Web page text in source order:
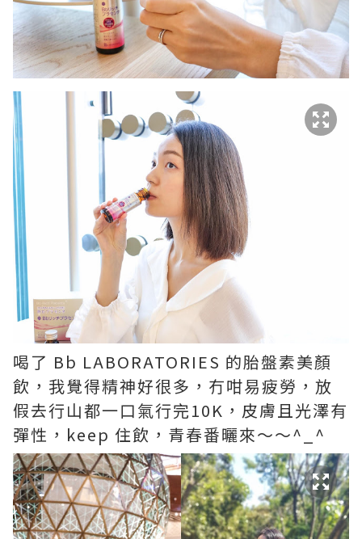
喝了 Bb LABORATORIES 的胎盤素美顏
飲，我覺得精神好很多，冇咁易疲勞，放
假去行山都一口氣行完10K，皮膚且光澤有
彈性，keep 住飲，青春番曬來～～^_^